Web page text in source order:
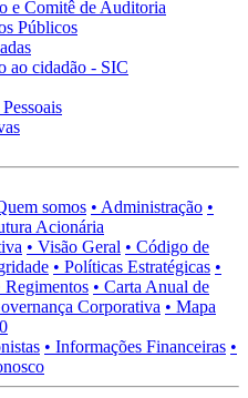
e Comitê de Auditoria
Públicos
ao cidadão - SIC
somos • Administração •
Acionária
• Visão Geral • Código de
• Políticas Estratégicas •
Regimentos • Carta Anual de
Corporativa • Mapa
• Informações Financeiras •